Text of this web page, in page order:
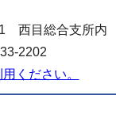
西目総合支所内
2202
ください。